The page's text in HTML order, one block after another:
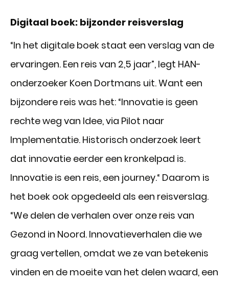
Digitaal boek: bijzonder reisverslag
“In het digitale boek staat een verslag van de
ervaringen. Een reis van 2,5 jaar”, legt HAN-
onderzoeker Koen Dortmans uit. Want een
bijzondere reis was het: “Innovatie is geen
rechte weg van Idee, via Pilot naar
Implementatie. Historisch onderzoek leert
dat innovatie eerder een kronkelpad is.
Innovatie is een reis, een journey.“ Daarom is
het boek ook opgedeeld als een reisverslag.
“We delen de verhalen over onze reis van
Gezond in Noord. Innovatieverhalen die we
graag vertellen, omdat we ze van betekenis
vinden en de moeite van het delen waard, een